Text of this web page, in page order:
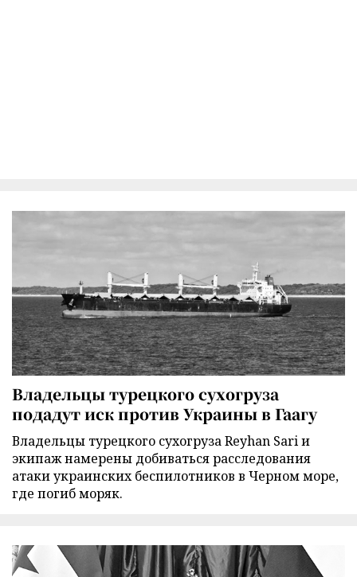
Владельцы турецкого сухогруза
подадут иск против Украины в Гаагу
Владельцы турецкого сухогруза Reyhan Sari и
экипаж намерены добиваться расследования
атаки украинских беспилотников в Черном море,
где погиб моряк.